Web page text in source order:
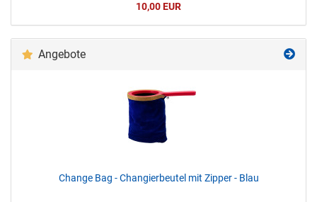
10,00 EUR
Angebote
Change Bag - Changierbeutel mit Zipper - Blau